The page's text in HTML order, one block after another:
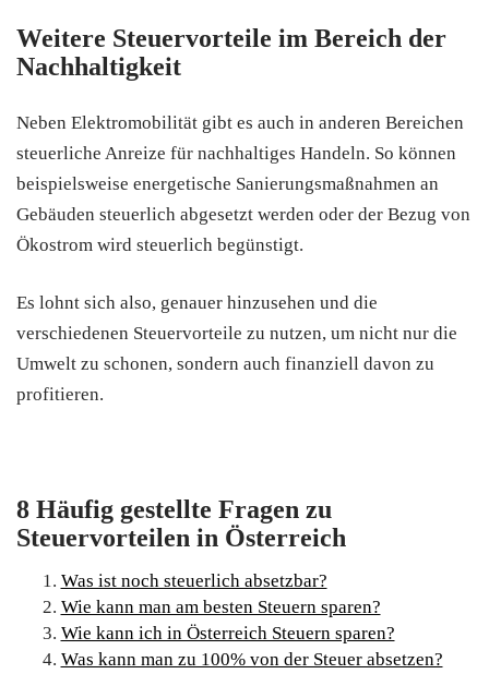
Weitere Steuervorteile im Bereich der
Nachhaltigkeit
Neben Elektromobilität gibt es auch in anderen Bereichen
steuerliche Anreize für nachhaltiges Handeln. So können
beispielsweise energetische Sanierungsmaßnahmen an
Gebäuden steuerlich abgesetzt werden oder der Bezug von
Ökostrom wird steuerlich begünstigt.
Es lohnt sich also, genauer hinzusehen und die
verschiedenen Steuervorteile zu nutzen, um nicht nur die
Umwelt zu schonen, sondern auch finanziell davon zu
profitieren.
8 Häufig gestellte Fragen zu
Steuervorteilen in Österreich
Was ist noch steuerlich absetzbar?
Wie kann man am besten Steuern sparen?
Wie kann ich in Österreich Steuern sparen?
Was kann man zu 100% von der Steuer absetzen?